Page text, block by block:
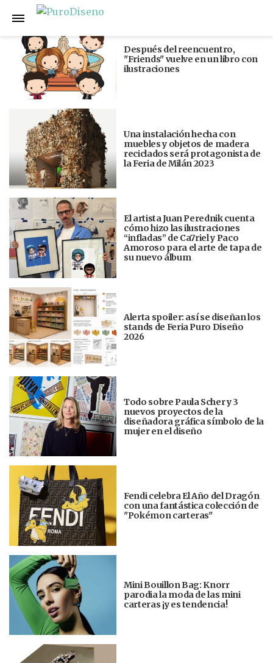
Anterior
Después del reencuentro,
"Friends" vuelve en un libro con
ilustraciones
Una instalación hecha con
muebles y objetos de madera
reciclados será protagonista de
la Feria de Milán 2023
El artista Juan Perednik cuenta
cómo hizo las ilustraciones
“infladas” de Ca7riel y Paco
Amoroso para el arte de tapa de
su nuevo álbum
Alerta spoiler: así se diseñan los
stands de Feria Puro Diseño
2026
Todo sobre Paula Scher y 3
nuevos proyectos de la
diseñadora gráfica símbolo de la
mujer en el diseño
Fendi celebra El Año del Dragón
con una fantástica colección de
"Pokémon carteras"
Mini Bouillon Bag: Knorr
parodia la moda de las mini
carteras ¡y es tendencia!
Siguiente